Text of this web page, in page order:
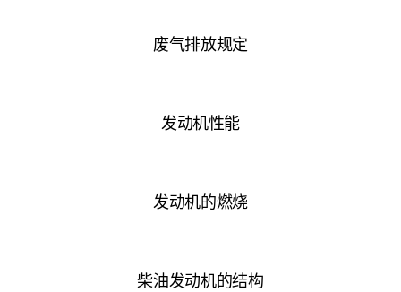
废气排放规定
发动机性能
发动机的燃烧
柴油发动机的结构